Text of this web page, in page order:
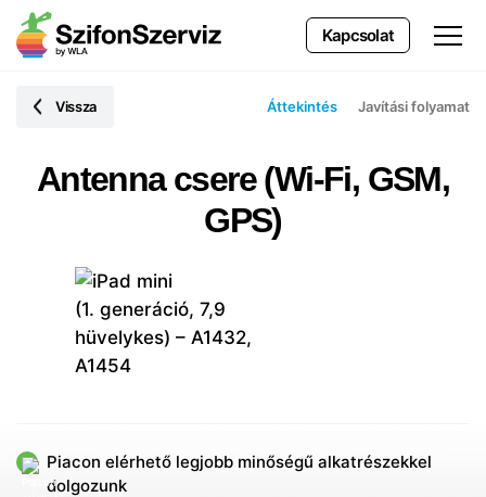
Kapcsolat
Vissza Áttekintés Javítási folyamat
Antenna csere (Wi-Fi, GSM,
GPS)
Piacon elérhető legjobb minőségű alkatrészekkel
dolgozunk